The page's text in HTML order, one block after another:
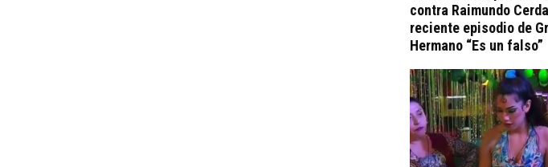
contra Raimundo
reciente episodio de
Hermano “Es un falso”